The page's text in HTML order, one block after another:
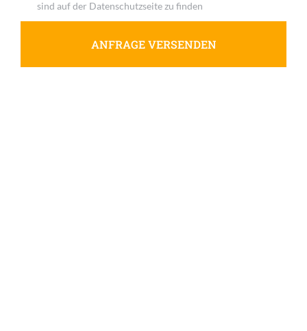
sind auf der Datenschutzseite zu finden
ANFRAGE VERSENDEN